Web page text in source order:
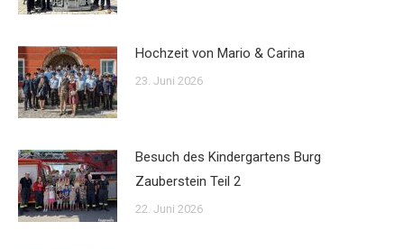
Hochzeit von Mario & Carina
23. Juni 2026
Besuch des Kindergartens Burg
Zauberstein Teil 2
22. Juni 2026